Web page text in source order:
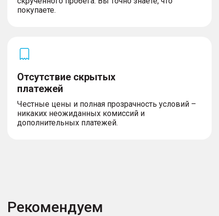
покупаете.
Отсутствие скрытых
платежей
Честные цены и полная прозрачность условий –
никаких неожиданных комиссий и
дополнительных платежей.
Рекомендуем